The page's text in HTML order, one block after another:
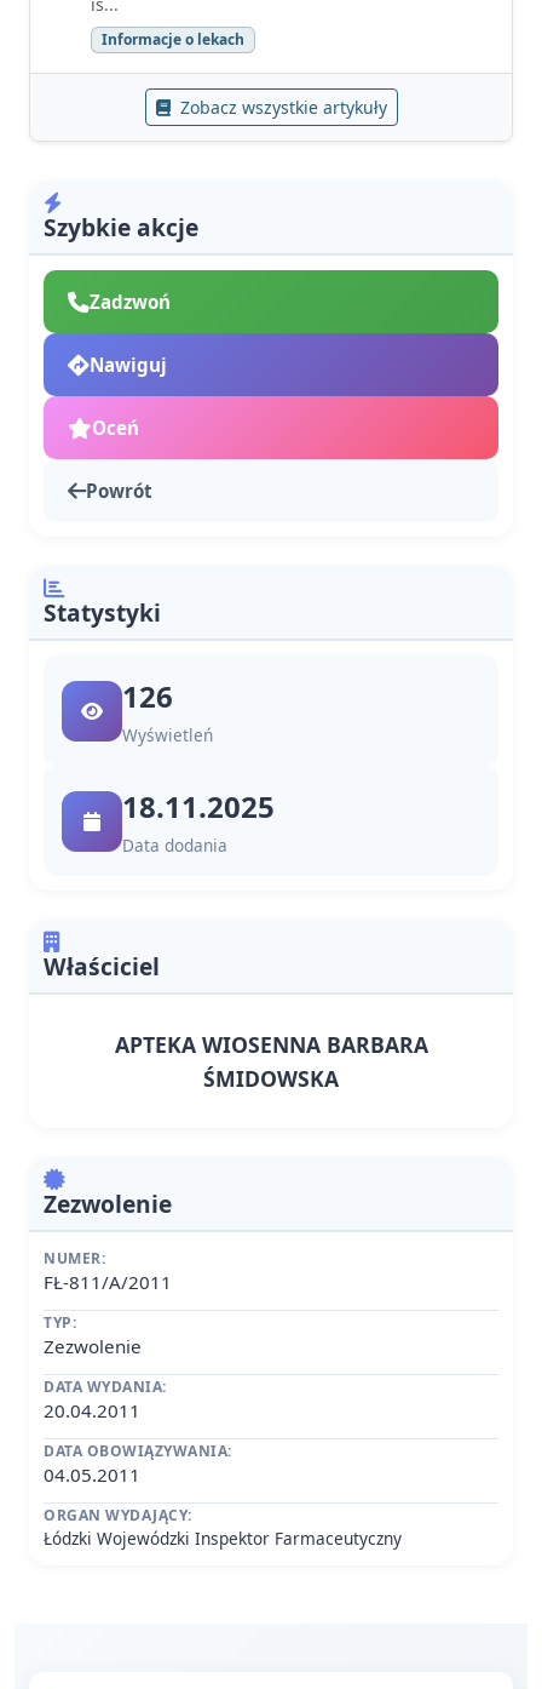
Informacje o lekach
Zobacz wszystkie artykuły
Szybkie akcje
Zadzwoń
Nawiguj
Oceń
Powrót
Statystyki
126
Wyświetleń
18.11.2025
Data dodania
Właściciel
APTEKA WIOSENNA BARBARA
ŚMIDOWSKA
Zezwolenie
NUMER:
FŁ-811/A/2011
TYP:
Zezwolenie
DATA WYDANIA:
20.04.2011
DATA OBOWIĄZYWANIA:
04.05.2011
ORGAN WYDAJĄCY:
Łódzki Wojewódzki Inspektor Farmaceutyczny